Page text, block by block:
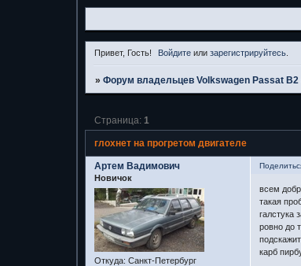
Привет, Гость! Войдите илизарегистрируйтесь.
» Форум владельцев Volkswagen Passat B2
глохнет на прогретом двигателе
Страница: 1
Артем Вадимович
Новичок
Откуда: Санкт-Петербург
всем
такая
галстука
ровно до
карб